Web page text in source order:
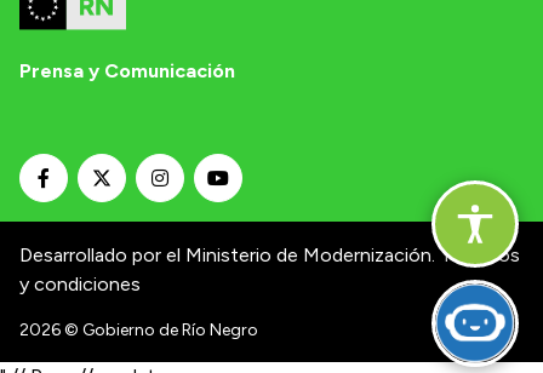
Prensa y Comunicación
Desarrollado por el Ministerio de Modernización. Términos
y condiciones
2026© Gobierno de Río Negro